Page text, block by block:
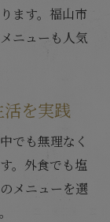
ます。福山市
ニューも人気
を実践
でも無理なく
。外食でも塩
メニューを選